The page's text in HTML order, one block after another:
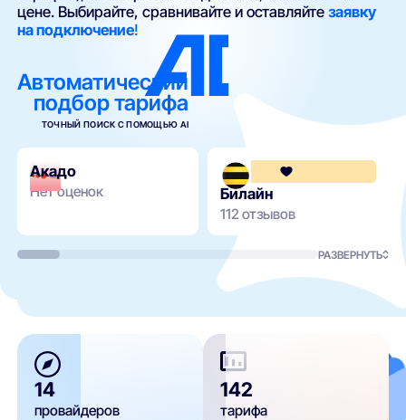
цене. Выбирайте, сравнивайте и оставляйтезаявку
на подключение!
Автоматический
подбор тарифа
ТОЧНЫЙ ПОИСК С ПОМОЩЬЮ AI
Акадо
Нет оценок Билайн
112 отзывов
РАЗВЕРНУТЬ
14
провайдеров
142
тарифа